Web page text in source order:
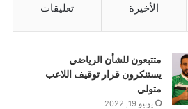
الأخيرة تعليقات
متتبعون للشأن الرياضي
يستنكرون قرار توقيف اللاعب
متولي
يونيو 19, 2022